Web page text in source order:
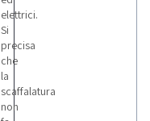
elettrici.
Si
precisa
che
la
scaffalatura
non